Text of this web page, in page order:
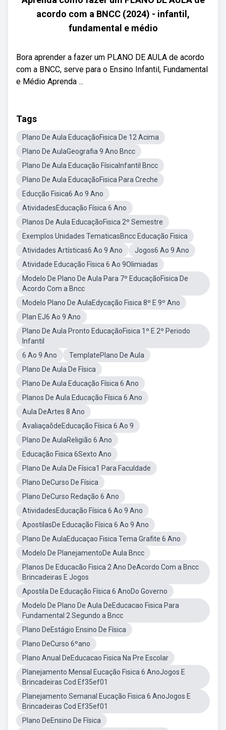
acordo com a BNCC (2024) - infantil,
fundamental e médio
Bora aprender a fazer um PLANO DE AULA de acordo
com a BNCC, serve para o Ensino Infantil, Fundamental
e Médio Aprenda ...
Tags
Plano De Aula EducaçãoFisica De 12 Acima
Plano De AulaGeografia 9 Ano Bncc
Plano De Aula Educação FísicaInfantil Bncc
Plano De Aula EducaçãoFisica Para Creche
Educção Fisica6 Ao 9 Ano
AtividadesEducação Física 6 Ano
Planos De Aula EducaçãoFisica 2º Semestre
Exemplos Unidades TematicasBncc Educação Fisica
Atividades Artísticas6 Ao 9 Ano
Jogos6 Ao 9 Ano
Atividade Educação Física 6 Ao 9Olimiadas
Modelo De Plano De Aula Para 7º EducaçãoFisica De
Acordo Com a Bncc
Modelo Plano De AulaEdycação Fisica 8º E 9º Ano
Plan EJ6 Ao 9 Ano
Plano De Aula Pronto EducaçãoFisica 1º E 2º Periodo
Infantil
6 Ao 9 Ano
TemplatePlano De Aula
Plano De Aula De Física
Plano De Aula Educação Física 6 Ano
Planos De Aula Educação Física 6 Ano
Aula DeArtes 8 Ano
AvaliaçaõdeEducação Física 6 Ao 9
Plano De AulaReligião 6 Ano
Educação Fisica 6Sexto Ano
Plano De Aula De Física1 Para Faculdade
Plano DeCurso De Física
Plano DeCurso Redação 6 Ano
AtividadesEducação Física 6 Ao 9 Ano
ApostilasDe Educação Física 6 Ao 9 Ano
Plano De AulaEducaçao Fisica Tema Grafite 6 Ano
Modelo De PlanejamentoDe Aula Bncc
Planos De Educacão Fisica 2 Ano DeAcordo Com a Bncc
Brincadeiras E Jogos
Apostila De Educação Física 6 AnoDo Governo
Modelo De Plano De Aula DeEducacao Fisica Para
Fundamental 2 Segundo a Bncc
Plano DeEstágio Ensino De Física
Plano DeCurso 6ºano
Plano Anual DeEducacao Fisica Na Pre Escolar
Planejamento Mensal Eucação Fisica 6 AnoJogos E
Brincadeiras Cod Ef35ef01
Planejamento Semanal Eucação Fisica 6 AnoJogos E
Brincadeiras Cod Ef35ef01
Plano DeEnsino De Física